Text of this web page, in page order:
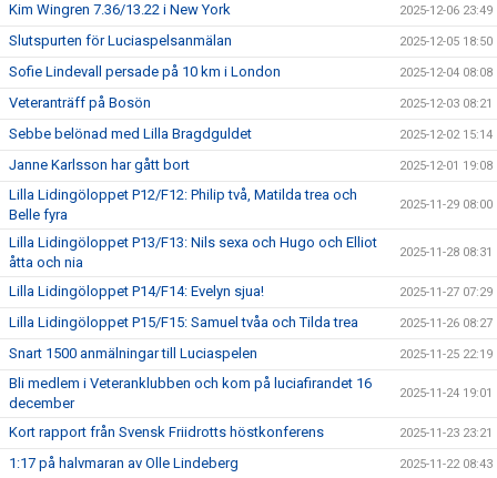
Kim Wingren 7.36/13.22 i New York 2025-12-06 23:49
Slutspurten för Luciaspelsanmälan 2025-12-05 18:50
Sofie Lindevall persade på 10 km i London 2025-12-04 08:08
Veteranträff på Bosön 2025-12-03 08:21
Sebbe belönad med Lilla Bragdguldet 2025-12-02 15:14
Janne Karlsson har gått bort 2025-12-01 19:08
Lilla Lidingöloppet P12/F12: Philip två, Matilda trea och
Belle fyra
2025-11-29 08:00
Lilla Lidingöloppet P13/F13: Nils sexa och Hugo och Elliot
åtta och nia
2025-11-28 08:31
Lilla Lidingöloppet P14/F14: Evelyn sjua! 2025-11-27 07:29
Lilla Lidingöloppet P15/F15: Samuel tvåa och Tilda trea 2025-11-26 08:27
Snart 1500 anmälningar till Luciaspelen 2025-11-25 22:19
Bli medlem i Veteranklubben och kom på luciafirandet 16
december
2025-11-24 19:01
Kort rapport från Svensk Friidrotts höstkonferens 2025-11-23 23:21
1:17 på halvmaran av Olle Lindeberg 2025-11-22 08:43